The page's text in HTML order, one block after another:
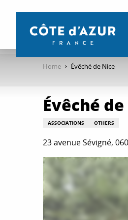
contenu
Home Évêché de Nice
Évêché
ASSOCIATIONS OTHERS
23 avenue Sévigné,